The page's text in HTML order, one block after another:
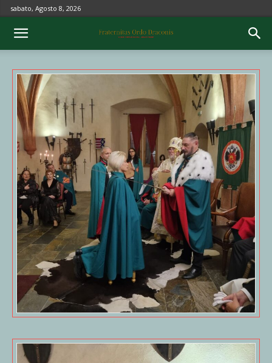
sabato, Agosto 8, 2026